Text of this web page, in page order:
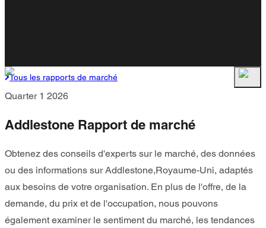
Tous les rapports de marché
Quarter 1 2026
Addlestone Rapport de marché
Obtenez des conseils d'experts sur le marché, des données
ou des informations sur Addlestone,Royaume-Uni, adaptés
aux besoins de votre organisation. En plus de l'offre, de la
demande, du prix et de l'occupation, nous pouvons
également examiner le sentiment du marché, les tendances